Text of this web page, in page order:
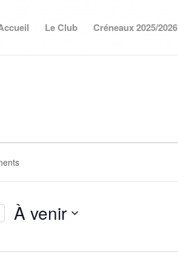
Le Club Créneaux 2025/2026
À venir